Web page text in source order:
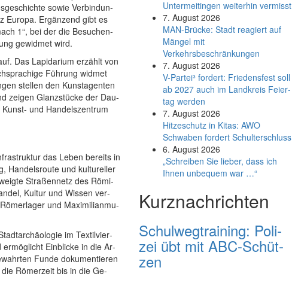
so­wie Ver­bin­dun­
Euro­pa. Er­gän­zend gibt es
1“, bei der die Be­su­chen­
ge­wid­met wird.
Das La­pi­da­ri­um er­zählt von
Füh­rung wid­met
stel­len den Kunst­agen­ten
zei­gen Glanz­stü­cke der Dau­
und Han­dels­zen­trum
das Leben be­reits in
Han­dels­rou­te und kul­tu­rel­ler
Stra­ßen­netz des Rö­mi­
Kul­tur und Wis­sen ver­
und Maxi­mi­li­an­mu­
im Tex­til­vier­
er­mög­licht Ein­bli­cke in die Ar­
Fun­de do­ku­men­tie­ren
Rö­mer­zeit bis in die Ge­
Untermeitingen weiterhin vermisst
7. August 2026
MAN-Brücke: Stadt reagiert auf
Mängel mit
Verkehrsbeschränkungen
7. August 2026
V-Partei­³ fordert: Friedens­fest soll
ab 2027 auch im Land­kreis Feier­
tag werden
7. August 2026
Hitzeschutz in Kitas: AWO
Schwaben fordert Schulterschluss
6. August 2026
„Schreiben Sie lieber, dass ich
Ihnen unbequem war …“
Kurznachrichten
Schul­weg­trai­ning: Poli­
zei übt mit ABC-Schüt­
zen